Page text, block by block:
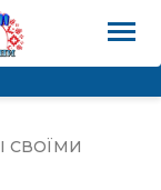
СВОЇМИ